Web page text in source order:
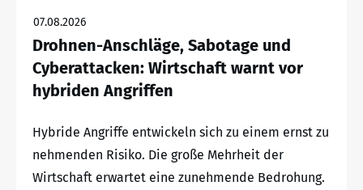
07.08.2026
Drohnen-Anschläge, Sabotage und
Cyberattacken: Wirtschaft warnt vor
hybriden Angriffen
Hybride Angriffe entwickeln sich zu einem ernst zu
nehmenden Risiko. Die große Mehrheit der
Wirtschaft erwartet eine zunehmende Bedrohung.